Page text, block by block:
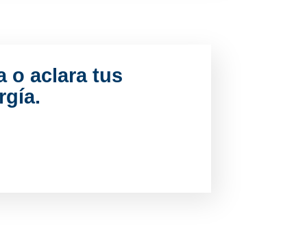
o aclara tus